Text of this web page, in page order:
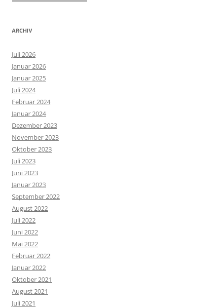
ARCHIV
Juli 2026
Januar 2026
Januar 2025
Juli 2024
Februar 2024
Januar 2024
Dezember 2023
November 2023
Oktober 2023
Juli 2023
Juni 2023
Januar 2023
September 2022
August 2022
Juli 2022
Juni 2022
Mai 2022
Februar 2022
Januar 2022
Oktober 2021
August 2021
Juli 2021